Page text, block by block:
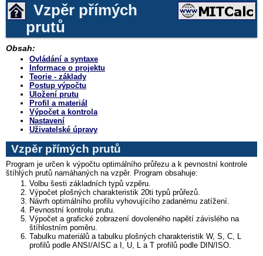
Vzpěr přímých
prutů
Obsah:
Ovládání a syntaxe
Informace o projektu
Teorie - základy
Postup výpočtu
Uložení prutu
Profil a materiál
Výpočet a kontrola
Nastavení
Uživatelské úpravy
Vzpěr přímých prutů
Program je určen k výpočtu optimálního průřezu a k pevnostní kontrole
štíhlých prutů namáhaných na vzpěr. Program obsahuje:
Volbu šesti základních typů vzpěru.
Výpočet plošných charakteristik 20ti typů průřezů.
Návrh optimálního profilu vyhovujícího zadanému zatížení.
Pevnostní kontrolu prutu.
Výpočet a grafické zobrazení dovoleného napětí závislého na
štíhlostním poměru.
Tabulku materiálů a tabulku plošných charakteristik W, S, C, L
profilů podle ANSI/AISC a I, U, L a T profilů podle DIN/ISO.